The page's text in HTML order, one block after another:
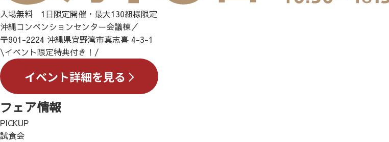
入場無料 1日限定開催・最大130組様限定
沖縄コンベンションセンター会議棟／
〒901-2224 沖縄県宜野湾市真志喜 4-3-1
\イベント限定特典付き！/
フェア情報
PICKUP
試食会